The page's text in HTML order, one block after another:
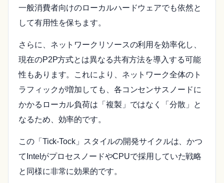
一般消費者向けのローカルハードウェアでも依然と
して有用性を保ちます。
さらに、ネットワークリソースの利用を効率化し、
現在のP2P方式とは異なる共有方法を導入する可能
性もあります。これにより、ネットワーク全体のト
ラフィックが増加しても、各コンセンサスノードに
かかるローカル負荷は「複製」ではなく「分散」と
なるため、効率的です。
この「Tick-Tock」スタイルの開発サイクルは、かつ
てIntelがプロセスノードやCPUで採用していた戦略
と同様に非常に効果的です。